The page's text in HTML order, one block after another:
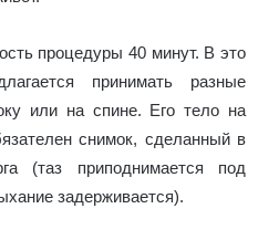
процедуры 40 минут. В это
принимать разные
или на спине. Его тело на
снимок, сделанный в
(таз приподнимается под
задерживается).